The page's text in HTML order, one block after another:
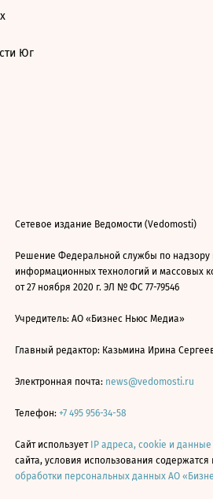
Юг
Сетевое издание Ведомости (Vedomosti)
Решение Федеральной службы по надзору
информационных технологий и массовых
от 27 ноября 2020 г. ЭЛ № ФС 77-79546
Учредитель: АО «Бизнес Ньюс Медиа»
Главный редактор: Казьмина Ирина
Электронная почта: news@vedomosti.ru
Телефон: +7 495 956-34-58
Сайт использует IP адреса, cookie и
сайта, условия использования содержатся
обработки персональных данных АО